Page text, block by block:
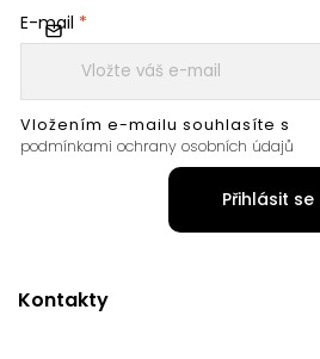
Kontakty
E-mail
Vložením e-mailu souhlasíte s
podmínkami ochrany osobních údajů
Přihlásit se